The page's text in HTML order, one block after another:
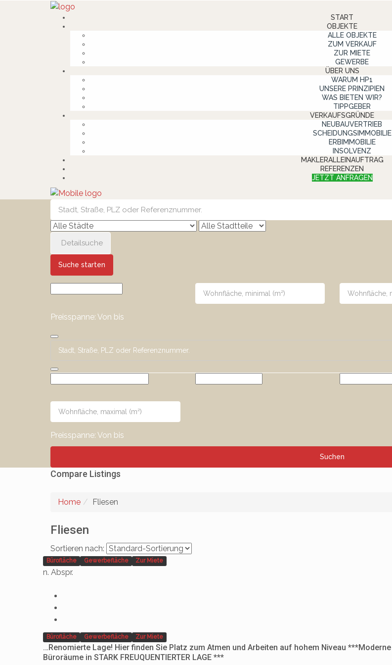
START
OBJEKTE
ALLE OBJEKTE
ZUM VERKAUF
ZUR MIETE
GEWERBE
ÜBER UNS
WARUM HP1
UNSERE PRINZIPIEN
WAS BIETEN WIR?
TIPPGEBER
VERKAUFSGRÜNDE
NEUBAUVERTRIEB
SCHEIDUNGSIMMOBILIE
ERBIMMOBILIE
INSOLVENZ
MAKLERALLEINAUFTRAG
REFERENZEN
JETZT ANFRAGEN
Detailsuche
Suche starten
Preisspanne: Von bis
Preisspanne: Von bis
Suchen
Compare Listings
Home Fliesen
Fliesen
Sortieren nach:
Bürofläche Gewerbefläche Zur Miete
n. Abspr.
Bürofläche Gewerbefläche Zur Miete
…Renomierte Lage! Hier finden Sie Platz zum Atmen und Arbeiten auf hohem Niveau ***Moderne
Büroräume in STARK FREUQUENTIERTER LAGE ***